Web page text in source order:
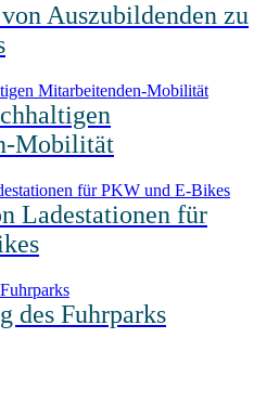
Auszubildenden zu
Mobilität
Ladestationen für
des Fuhrparks